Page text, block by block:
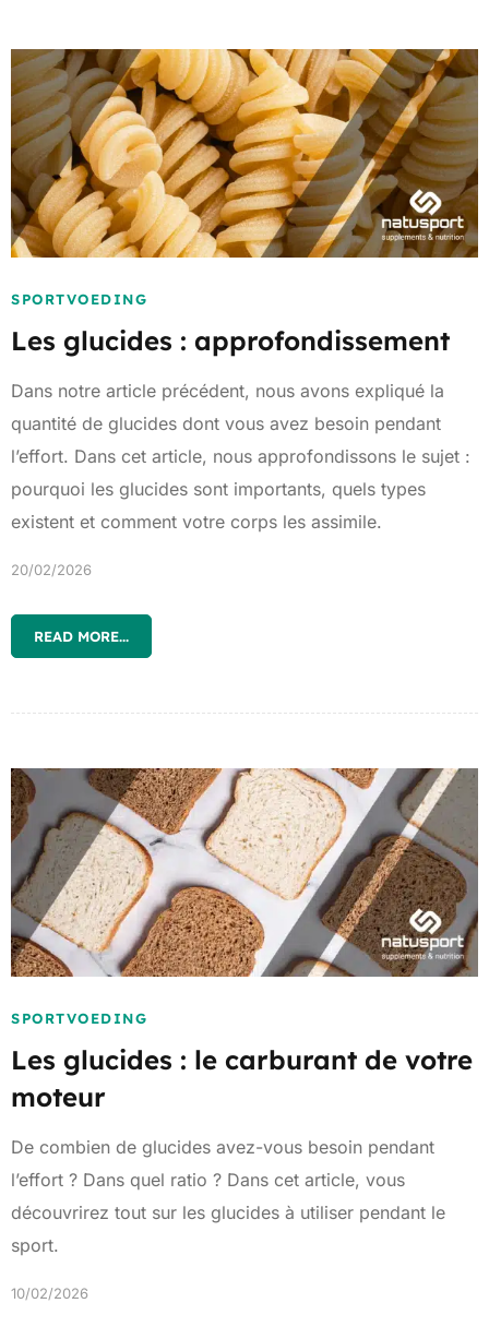
SPORTVOEDING
Les glucides : approfondissement
Dans notre article précédent, nous avons expliqué la
quantité de glucides dont vous avez besoin pendant
l’effort. Dans cet article, nous approfondissons le sujet :
pourquoi les glucides sont importants, quels types
existent et comment votre corps les assimile.
20/02/2026
READ MORE...
SPORTVOEDING
Les glucides : le carburant de votre
moteur
De combien de glucides avez-vous besoin pendant
l’effort ? Dans quel ratio ? Dans cet article, vous
découvrirez tout sur les glucides à utiliser pendant le
sport.
10/02/2026